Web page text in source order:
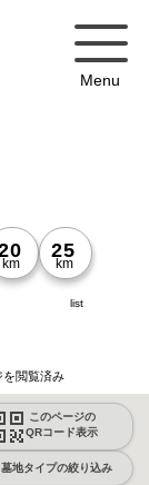
Menu
閲覧済み
このページの
QRコード表示
墓地タイプの絞り込み
list